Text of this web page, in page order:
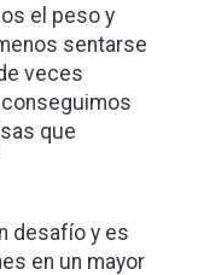
el peso y
sentarse
veces
que
desafío y es
en un mayor